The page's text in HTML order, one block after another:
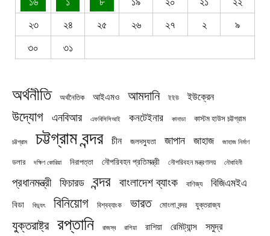
২৩
২৪ ২৫ ২৬ ২৭ ২
৯
৩০
৩১
অর্থনীতি অর্থনৈতিক আইএমও আমদানি ইইউ ইউক্রেন
উদ্যোগ এনবিআর এফবিসিসিআই কনটেইনার কানাডা কাস্টম হাউস চট্টগ্রাম
চট্টগ্রাম চট্টগ্রাম বন্দর চীন জলদস্যুতা জাপান জাহাজ জাহাজ নির্মাণ
ডলার দক্ষিণ কোরিয়া নিরাপত্তা নৌপরিবহন প্রতিমন্ত্রী নৌপরিবহন মন্ত্রণালয় নৌবাহিনী
প্রধানমন্ত্রী ফিচারড বন্দর বাংলাদেশ ব্যাংক বাণিজ্য বিজিএমইএ
বিডা বিদ্যুৎ বিনিয়োগ বিশ্বব্যাংক ভারত মোংলা বন্দর যুক্তরাজ্য
যুক্তরাষ্ট্র রপ্তানি রাজস্ব রাশিয়া রাশিয়া রেমিট্যান্স সমুদ্র